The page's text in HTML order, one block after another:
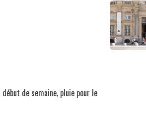
début de semaine, pluie pour le